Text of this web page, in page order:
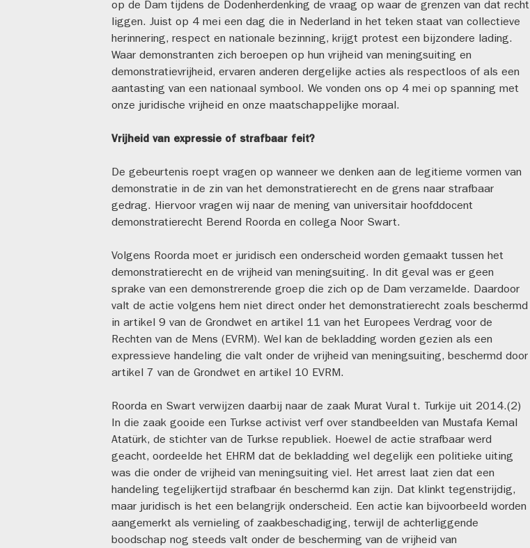
op de Dam tijdens de Dodenherdenking de vraag op waar de grenzen van dat recht
liggen. Juist op 4 mei een dag die in Nederland in het teken staat van collectieve
herinnering, respect en nationale bezinning, krijgt protest een bijzondere lading.
Waar demonstranten zich beroepen op hun vrijheid van meningsuiting en
demonstratievrijheid, ervaren anderen dergelijke acties als respectloos of als een
aantasting van een nationaal symbool. We vonden ons op 4 mei op spanning met
onze juridische vrijheid en onze maatschappelijke moraal.
Vrijheid van expressie of strafbaar feit?
De gebeurtenis roept vragen op wanneer we denken aan de legitieme vormen van
demonstratie in de zin van het demonstratierecht en de grens naar strafbaar
gedrag. Hiervoor vragen wij naar de mening van universitair hoofddocent
demonstratierecht Berend Roorda en collega Noor Swart.
Volgens Roorda moet er juridisch een onderscheid worden gemaakt tussen het
demonstratierecht en de vrijheid van meningsuiting. In dit geval was er geen
sprake van een demonstrerende groep die zich op de Dam verzamelde. Daardoor
valt de actie volgens hem niet direct onder het demonstratierecht zoals beschermd
in artikel 9 van de Grondwet en artikel 11 van het Europees Verdrag voor de
Rechten van de Mens (EVRM). Wel kan de bekladding worden gezien als een
expressieve handeling die valt onder de vrijheid van meningsuiting, beschermd door
artikel 7 van de Grondwet en artikel 10 EVRM.
Roorda en Swart verwijzen daarbij naar de zaak Murat Vural t. Turkije uit 2014.(2)
In die zaak gooide een Turkse activist verf over standbeelden van Mustafa Kemal
Atatürk, de stichter van de Turkse republiek. Hoewel de actie strafbaar werd
geacht, oordeelde het EHRM dat de bekladding wel degelijk een politieke uiting
was die onder de vrijheid van meningsuiting viel. Het arrest laat zien dat een
handeling tegelijkertijd strafbaar én beschermd kan zijn. Dat klinkt tegenstrijdig,
maar juridisch is het een belangrijk onderscheid. Een actie kan bijvoorbeeld worden
aangemerkt als vernieling of zaakbeschadiging, terwijl de achterliggende
boodschap nog steeds valt onder de bescherming van de vrijheid van